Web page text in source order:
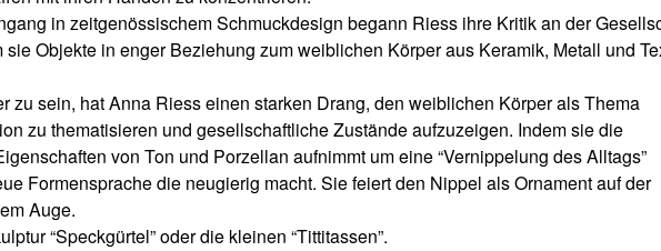
in zeitgenössischem Schmuckdesign begann Riess ihre Kritik an der
Objekte in enger Beziehung zum weiblichen Körper aus Keramik, Metall und
zu sein, hat Anna Riess einen starken Drang, den weiblichen Körper als Thema
zu thematisieren und gesellschaftliche Zustände aufzuzeigen. Indem sie die
von Ton und Porzellan aufnimmt um eine “Vernippelung des Alltags”
Formensprache die neugierig macht. Sie feiert den Nippel als Ornament auf der
Auge.
“Speckgürtel” oder die kleinen “Tittitassen”.